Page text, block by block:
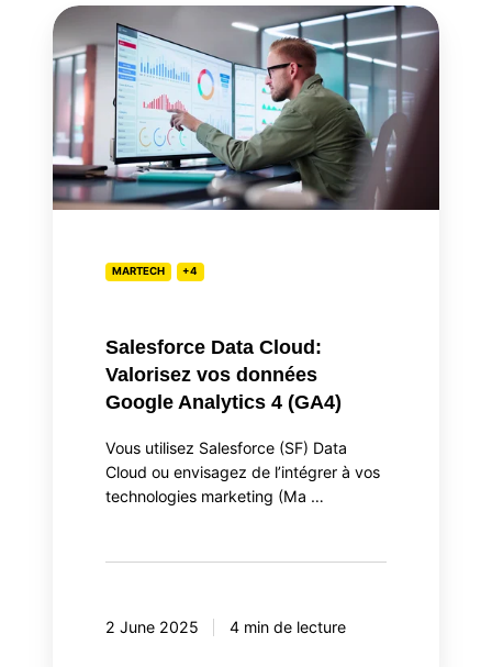
Salesforce
Data
Cloud:
Valorisez
vos
données
Google
Analytics
MARTECH +4
Salesforce Data Cloud:
Valorisez vos données
Google Analytics 4 (GA4)
Vous utilisez Salesforce (SF) Data
Cloud ou envisagez de l’intégrer à vos
technologies marketing (Ma …
2 June 2025 4 min de lecture